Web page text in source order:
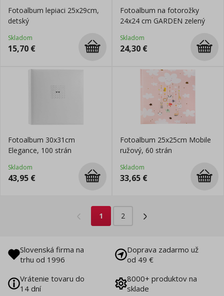
Fotoalbum lepiaci 25x29cm,
detský
Skladom
15,70 €
Fotoalbum na fotorožky
24x24 cm GARDEN zelený
Skladom
24,30 €
Fotoalbum 30x31cm
Elegance, 100 strán
Skladom
43,95 €
Fotoalbum 25x25cm Mobile
ružový, 60 strán
Skladom
33,65 €
1 2
Slovenská firma na
trhu od 1996
Doprava zadarmo už
od 49 €
Vrátenie tovaru do
14 dní
8000+ produktov na
sklade